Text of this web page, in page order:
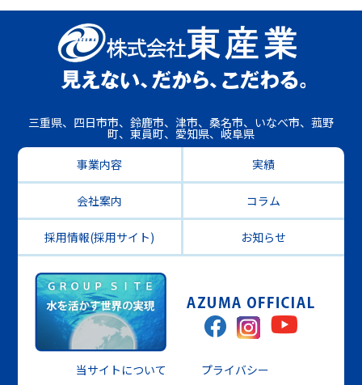
三重県、四日市市、鈴鹿市、津市、桑名市、いなべ市、菰野
町、東員町、愛知県、岐阜県
事業内容
実績
会社案内 コラム
採用情報(採用サイト) お知らせ
当サイトについて
プライバシー